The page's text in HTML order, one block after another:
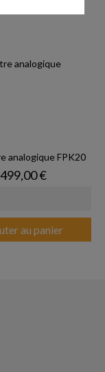
analogique FPK20
Prix
499,00 €
au panier